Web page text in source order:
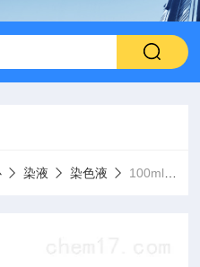
染液 染色液 100ml山东通用免疫血清防腐剂